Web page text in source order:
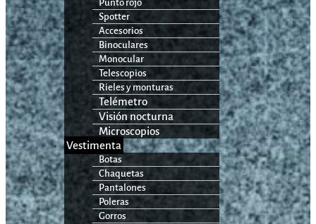
Punto rojo
Spotter
Accesorios
Binoculares
Monocular
Telescopios
Rieles y monturas
Telémetro
Visión nocturna
Microscopios
Vestimenta
Botas
Chaquetas
Pantalones
Poleras
Gorros